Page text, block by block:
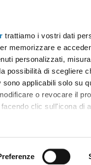
trattiamo i vostri dati
memorizzare e
personalizzati,
possibilità di scegliere
applicabili solo su
o revocare il
clic sull'icona di
scansionandolo
Prezzo Superficie
affitto piazza s. stefano
arredato con terrazzo